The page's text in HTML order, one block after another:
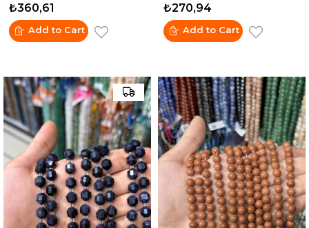
₺360,61
Add to Cart
₺270,94
Add to Cart